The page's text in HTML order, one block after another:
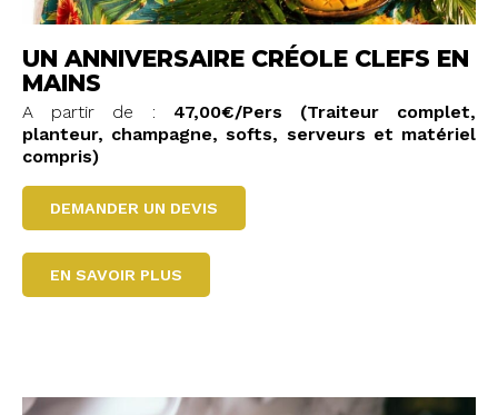
UN ANNIVERSAIRE CRÉOLE CLEFS EN
MAINS
A partir de : 47,00€/Pers (Traiteur complet,
planteur, champagne, softs, serveurs et matériel
compris)
DEMANDER UN DEVIS
EN SAVOIR PLUS